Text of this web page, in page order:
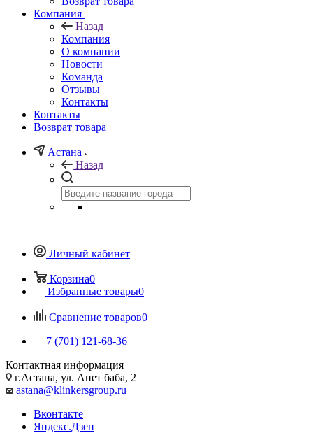
Компания
Назад
Компания
О компании
Новости
Команда
Отзывы
Контакты
Контакты
Возврат товара
Астана
Назад
Личный кабинет
Корзина0
Избранные товары0
Сравнение товаров0
+7 (701) 121-68-36
Контактная информация
г.Астана, ул. Анет баба, 2
astana@klinkersgroup.ru
Вконтакте
Яндекс.Дзен